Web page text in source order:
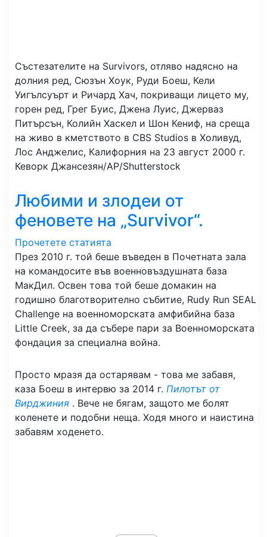
Състезателите на Survivors, отляво надясно на
долния ред, Сюзън Хоук, Руди Боеш, Кели
Уигълсуърт и Ричард Хач, покриващи лицето му,
горен ред, Грег Буис, Джена Луис, Джерваз
Питърсън, Колийн Хаскел и Шон Кениф, на среща
на живо в кметството в CBS Studios в Холивуд,
Лос Анджелис, Калифорния на 23 август 2000 г.
Кеворк Джансезян/AP/Shutterstock
Любими и злодеи от
феновете на „Survivor“.
Прочетете статията
През 2010 г. той беше въведен в Почетната зала
на командосите във военновъздушната база
МакДил. Освен това той беше домакин на
годишно благотворително събитие, Rudy Run SEAL
Challenge на военноморската амфибийна база
Little Creek, за да събере пари за Военноморската
фондация за специална война.
Просто мразя да остарявам - това ме забавя,
каза Боеш в интервю за 2014 г. Пилотът от
Вирджиния . Вече не бягам, защото ме болят
коленете и подобни неща. Ходя много и наистина
забавям ходенето.